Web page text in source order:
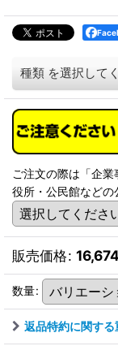
種類 を選択して
ご注文の際は「企
役所・公民館など
販売価格: 16,674
数量:
返品特約に関する